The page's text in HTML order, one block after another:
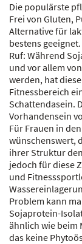
Die populärste
Frei von Gluten,
Alternative für
bestens
Ruf: Während
und vor allem
werden, hat
Fitnessbereich
Schattendasein.
Vorhandensein
Für Frauen in
wünschenswert,
ihrer Struktur
jedoch für diese
und
Problem kann
Sojaprotein-
ähnlich wie
das keine